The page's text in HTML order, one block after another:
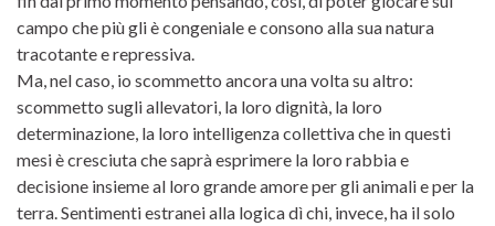
campo che più gli è congeniale e consono alla sua natura
tracotante e repressiva.
Ma, nel caso, io scommetto ancora una volta su altro:
scommetto sugli allevatori, la loro dignità, la loro
determinazione, la loro intelligenza collettiva che in questi
mesi è cresciuta che saprà esprimere la loro rabbia e
decisione insieme al loro grande amore per gli animali e per la
terra. Sentimenti estranei alla logica dì chi, invece, ha il solo